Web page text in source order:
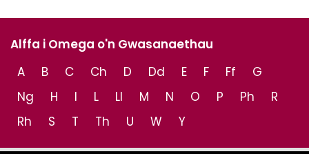
Alffa i Omega o'n Gwasanaethau
A
B C Ch D Dd E F Ff
G
Ng
H I L Ll M N O P Ph
R
Rh
S T Th U W Y